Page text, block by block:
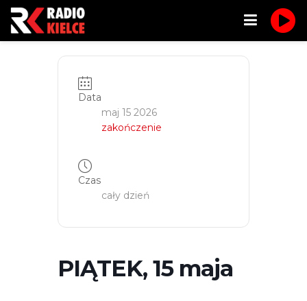
Data
maj 15 2026
zakończenie
Czas
cały dzień
PIĄTEK, 15 maja